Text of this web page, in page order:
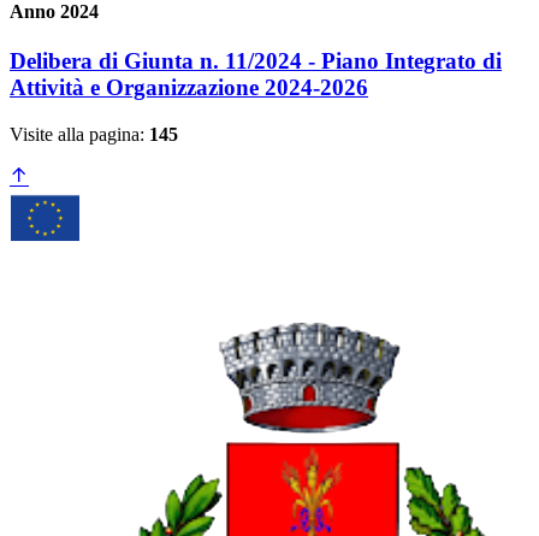
Anno 2024
Delibera di Giunta n. 11/2024 - Piano Integrato di
Attività e Organizzazione 2024-2026
Visite alla pagina: 145